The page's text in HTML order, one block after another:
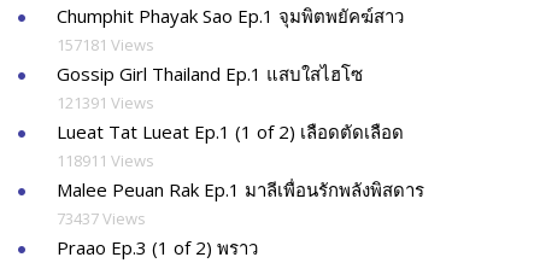
Chumphit Phayak Sao Ep.1 จุมพิตพยัคฆ์สาว
157181 Views
Gossip Girl Thailand Ep.1 แสบใสไฮโซ
121391 Views
Lueat Tat Lueat Ep.1 (1 of 2) เลือดตัดเลือด
118911 Views
Malee Peuan Rak Ep.1 มาลีเพื่อนรักพลังพิสดาร
73437 Views
Praao Ep.3 (1 of 2) พราว